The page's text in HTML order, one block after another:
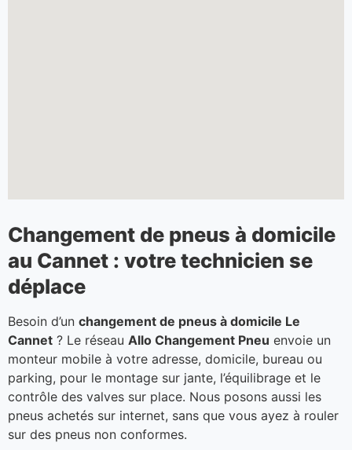
Changement de pneus à domicile
au Cannet : votre technicien se
déplace
Besoin d’un changement de pneus à domicile Le
Cannet ? Le réseau Allo Changement Pneu envoie un
monteur mobile à votre adresse, domicile, bureau ou
parking, pour le montage sur jante, l’équilibrage et le
contrôle des valves sur place. Nous posons aussi les
pneus achetés sur internet, sans que vous ayez à rouler
sur des pneus non conformes.